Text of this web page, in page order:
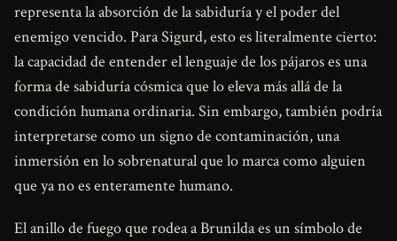
representa la absorción de la sabiduría y el poder del
enemigo vencido. Para Sigurd, esto es literalmente cierto:
la capacidad de entender el lenguaje de los pájaros es una
forma de sabiduría cósmica que lo eleva más allá de la
condición humana ordinaria. Sin embargo, también podría
interpretarse como un signo de contaminación, una
inmersión en lo sobrenatural que lo marca como alguien
que ya no es enteramente humano.
El anillo de fuego que rodea a Brunilda es un símbolo de